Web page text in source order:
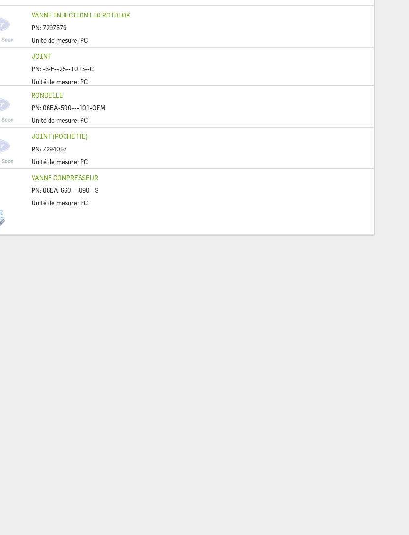
VANNE INJECTION LIQ ROTOLOK
PN:7297576
Unité de mesure: PC
JOINT
PN:-6-F--25--1013--C
Unité de mesure: PC
RONDELLE
PN:06EA-500---101-OEM
Unité de mesure: PC
JOINT (POCHETTE)
PN:7294057
Unité de mesure: PC
VANNE COMPRESSEUR
PN:06EA-660---090--S
Unité de mesure: PC